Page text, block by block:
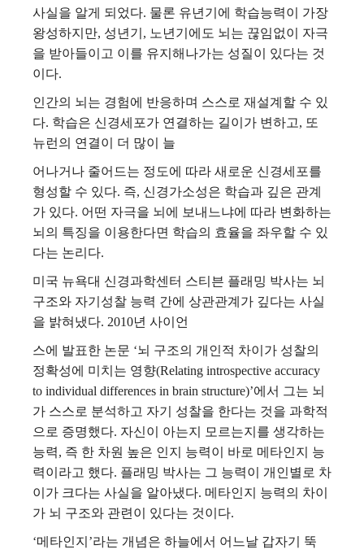
사실을 알게 되었다. 물론 유년기에 학습능력이 가장
왕성하지만, 성년기, 노년기에도 뇌는 끊임없이 자극
을 받아들이고 이를 유지해나가는 성질이 있다는 것
이다.
인간의 뇌는 경험에 반응하며 스스로 재설계할 수 있
다. 학습은 신경세포가 연결하는 길이가 변하고, 또
뉴런의 연결이 더 많이 늘
어나거나 줄어드는 정도에 따라 새로운 신경세포를
형성할 수 있다. 즉, 신경가소성은 학습과 깊은 관계
가 있다. 어떤 자극을 뇌에 보내느냐에 따라 변화하는
뇌의 특징을 이용한다면 학습의 효율을 좌우할 수 있
다는 논리다.
미국 뉴욕대 신경과학센터 스티븐 플래밍 박사는 뇌
구조와 자기성찰 능력 간에 상관관계가 깊다는 사실
을 밝혀냈다. 2010년 사이언
스에 발표한 논문 ‘뇌 구조의 개인적 차이가 성찰의
정확성에 미치는 영향(Relating introspective accuracy
to individual differences in brain structure)’에서 그는 뇌
가 스스로 분석하고 자기 성찰을 한다는 것을 과학적
으로 증명했다. 자신이 아는지 모르는지를 생각하는
능력, 즉 한 차원 높은 인지 능력이 바로 메타인지 능
력이라고 했다. 플래밍 박사는 그 능력이 개인별로 차
이가 크다는 사실을 알아냈다. 메타인지 능력의 차이
가 뇌 구조와 관련이 있다는 것이다.
‘메타인지’라는 개념은 하늘에서 어느날 갑자기 뚝